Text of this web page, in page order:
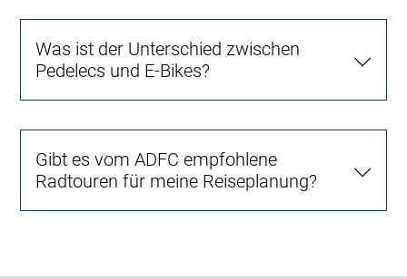
Was ist der Unterschied zwischen
Pedelecs und E-Bikes?
Gibt es vom ADFC empfohlene
Radtouren für meine Reiseplanung?